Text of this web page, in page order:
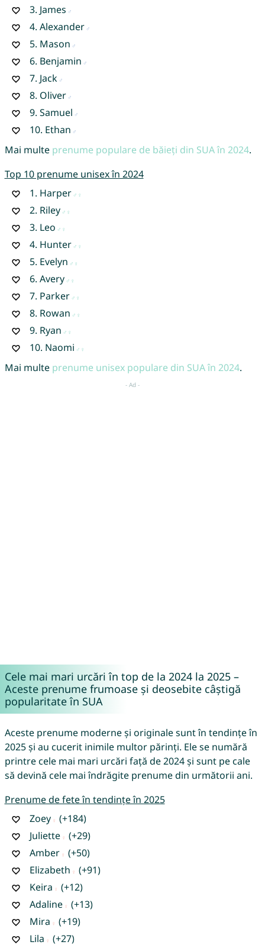
3. James
4. Alexander
5. Mason
6. Benjamin
7. Jack
8. Oliver
9. Samuel
10. Ethan
Mai multe prenume populare de băieți din SUA în 2024.
Top 10 prenume unisex în 2024
1. Harper
2. Riley
3. Leo
4. Hunter
5. Evelyn
6. Avery
7. Parker
8. Rowan
9. Ryan
10. Naomi
Mai multe prenume unisex populare din SUA în 2024.
Cele mai mari urcări în top de la 2024 la 2025 –
Aceste prenume frumoase și deosebite câștigă
popularitate în SUA
Aceste prenume moderne și originale sunt în tendințe în
2025 și au cucerit inimile multor părinți. Ele se numără
printre cele mai mari urcări față de 2024 și sunt pe cale
să devină cele mai îndrăgite prenume din următorii ani.
Prenume de fete în tendințe în 2025
Zoey
(+184)
Juliette
(+29)
Amber
(+50)
Elizabeth
(+91)
Keira
(+12)
Adaline
(+13)
Mira
(+19)
Lila
(+27)